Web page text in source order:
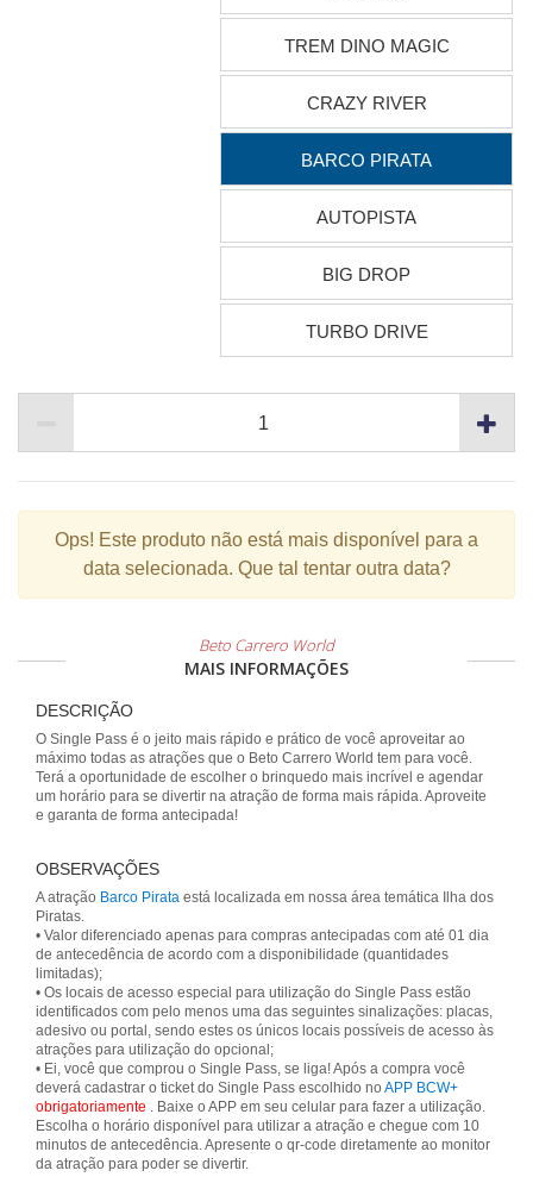
TREM DINO MAGIC
CRAZY RIVER
BARCO PIRATA
AUTOPISTA
BIG DROP
TURBO DRIVE
Ops! Este produto não está mais disponível para a
data selecionada. Que tal tentar outra data?
Beto Carrero World
MAIS INFORMAÇÕES
DESCRIÇÃO
O Single Pass é o jeito mais rápido e prático de você aproveitar ao
máximo todas as atrações que o Beto Carrero World tem para você.
Terá a oportunidade de escolher o brinquedo mais incrível e agendar
um horário para se divertir na atração de forma mais rápida. Aproveite
e garanta de forma antecipada!
OBSERVAÇÕES
A atração Barco Pirata está localizada em nossa área temática Ilha dos
Piratas.
• Valor diferenciado apenas para compras antecipadas com até 01 dia
de antecedência de acordo com a disponibilidade (quantidades
limitadas);
• Os locais de acesso especial para utilização do Single Pass estão
identificados com pelo menos uma das seguintes sinalizações: placas,
adesivo ou portal, sendo estes os únicos locais possíveis de acesso às
atrações para utilização do opcional;
• Ei, você que comprou o Single Pass, se liga! Após a compra você
deverá cadastrar o ticket do Single Pass escolhido no APP BCW+
obrigatoriamente . Baixe o APP em seu celular para fazer a utilização.
Escolha o horário disponível para utilizar a atração e chegue com 10
minutos de antecedência. Apresente o qr-code diretamente ao monitor
da atração para poder se divertir.